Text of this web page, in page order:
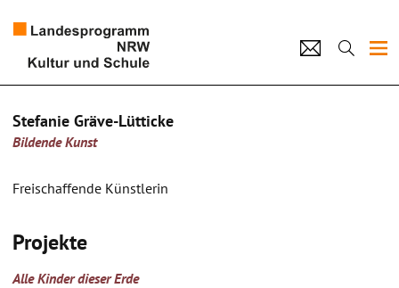
Künstlerpool
Schulen
home Impressum
Stefanie Gräve-Lütticke
Bildende Kunst
Freischaffende Künstlerin
Projekte
Alle Kinder dieser Erde